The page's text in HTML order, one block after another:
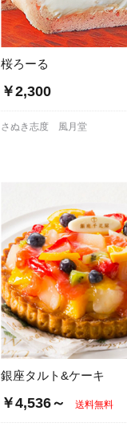
桜ろーる
￥2,300
さぬき志度 風月堂
銀座タルト&ケーキ
￥4,536～ 送料無料